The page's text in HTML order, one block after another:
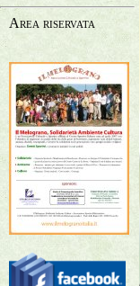
Area riservata